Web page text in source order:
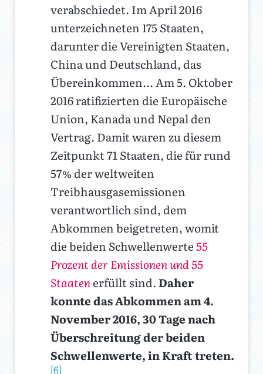
verabschiedet. Im April 2016
unterzeichneten 175 Staaten,
darunter die Vereinigten Staaten,
China und Deutschland, das
Übereinkommen... Am 5. Oktober
2016 ratifizierten die Europäische
Union, Kanada und Nepal den
Vertrag. Damit waren zu diesem
Zeitpunkt 71 Staaten, die für rund
57% der weltweiten
Treibhausgasemissionen
verantwortlich sind, dem
Abkommen beigetreten, womit
die beiden Schwellenwerte55
Prozent der Emissionen und 55
Staatenerfüllt sind. Daher
konnte das Abkommen am 4.
November 2016, 30 Tage nach
Überschreitung der beiden
Schwellenwerte, in Kraft treten.
[6]